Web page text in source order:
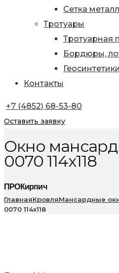
Сетка
Тротуары
Тротуарная
Бордюры,
Геосинтетики
Контакты
+7 (4852) 68-53-80
Оставить заявку
Окно
0070 114х118
ПРОКирпич
ГлавнаяКровляМансардные
0070 114х118